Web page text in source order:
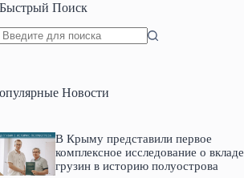
Быстрый Поиск
Новости
В Крыму представили первое
комплексное исследование о вкладе
грузин в историю полуострова